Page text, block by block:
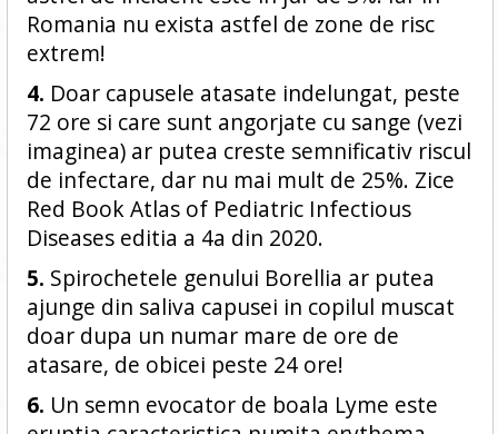
Romania nu exista astfel de zone de risc
extrem!
4. Doar capusele atasate indelungat, peste
72 ore si care sunt angorjate cu sange (vezi
imaginea) ar putea creste semnificativ riscul
de infectare, dar nu mai mult de 25%. Zice
Red Book Atlas of Pediatric Infectious
Diseases editia a 4a din 2020.
5. Spirochetele genului Borellia ar putea
ajunge din saliva capusei in copilul muscat
doar dupa un numar mare de ore de
atasare, de obicei peste 24 ore!
6. Un semn evocator de boala Lyme este